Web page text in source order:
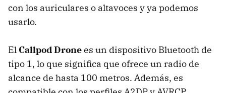
con los auriculares o altavoces y ya podemos
usarlo.
El Callpod Dronees un dispositivo Bluetooth de
tipo 1, lo que significa que ofrece un radio de
alcance de hasta 100 metros. Además, es